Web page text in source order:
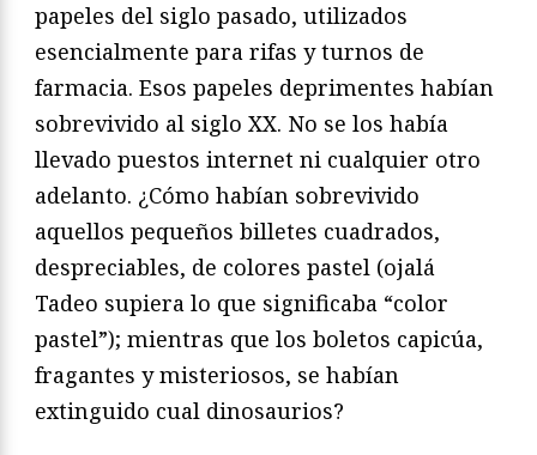
papeles del siglo pasado, utilizados
esencialmente para rifas y turnos de
farmacia. Esos papeles deprimentes habían
sobrevivido al siglo XX. No se los había
llevado puestos internet ni cualquier otro
adelanto. ¿Cómo habían sobrevivido
aquellos pequeños billetes cuadrados,
despreciables, de colores pastel (ojalá
Tadeo supiera lo que significaba “color
pastel”); mientras que los boletos capicúa,
fragantes y misteriosos, se habían
extinguido cual dinosaurios?